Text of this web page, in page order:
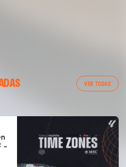
VER TODAS
VALENCIA CF 04/03/26
–